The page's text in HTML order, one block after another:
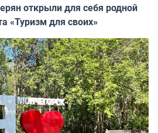
открыли для себя родной
«Туризм для своих»